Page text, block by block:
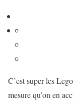
C’est super les
mesure qu’on en